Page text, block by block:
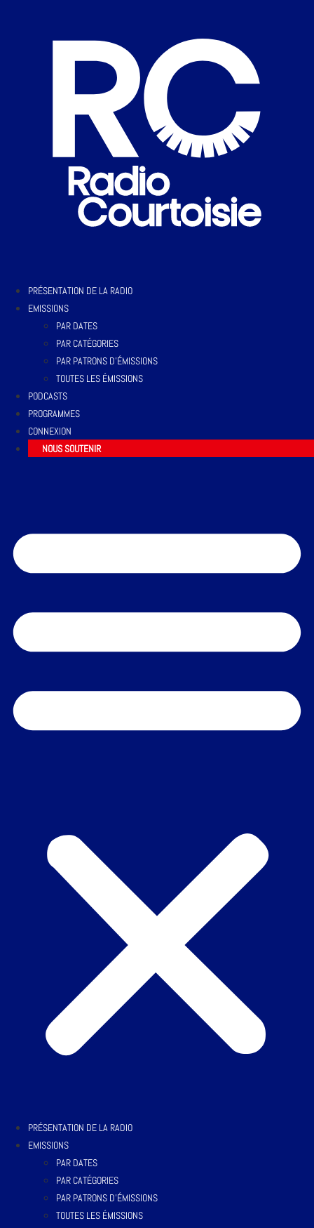
PRÉSENTATION DE LA RADIO
EMISSIONS
PAR DATES
PAR CATÉGORIES
PAR PATRONS D’ÉMISSIONS
TOUTES LES ÉMISSIONS
PODCASTS
PROGRAMMES
CONNEXION
NOUS SOUTENIR
PRÉSENTATION DE LA RADIO
EMISSIONS
PAR DATES
PAR CATÉGORIES
PAR PATRONS D’ÉMISSIONS
TOUTES LES ÉMISSIONS